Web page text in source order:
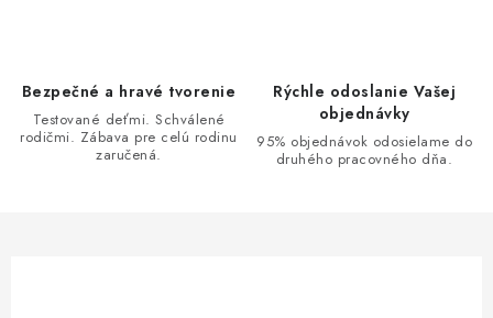
p
Bezpečné a hravé tvorenie
Testované deťmi. Schválené
rodičmi. Zábava pre celú rodinu
zaručená.
Rýchle odoslanie Vašej
objednávky
95% objednávok odosielame do
druhého pracovného dňa.